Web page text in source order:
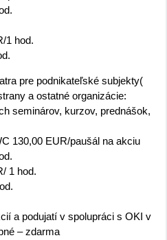
1 hod.
pre podnikateľské subjekty(
a ostatné organizácie:
seminárov, kurzov, prednášok,
130,00 EUR/paušál na akciu
1 hod.
a podujatí v spolupráci s OKI v
– zdarma